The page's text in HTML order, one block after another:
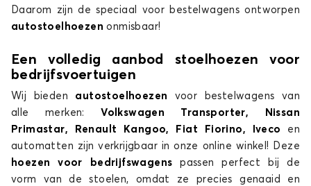
Daarom zijn de speciaal voor bestelwagens ontworpen
autostoelhoezen onmisbaar!
Een volledig aanbod stoelhoezen voor
bedrijfsvoertuigen
Wij bieden autostoelhoezen voor bestelwagens van
alle merken:Volkswagen Transporter, Nissan
Primastar, Renault Kangoo, Fiat Fiorino, Iveco
en
automatten zijn verkrijgbaar in onze online winkel! Deze
hoezen voor bedrijfswagens passen perfect bij de
vorm van de stoelen, omdat ze precies genaaid en